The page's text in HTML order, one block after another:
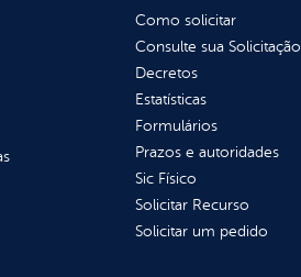
Como solicitar
Consulte sua Solicitação
Decretos
Estatísticas
Formulários
Prazos e autoridades
Sic Físico
Solicitar Recurso
Solicitar um pedido